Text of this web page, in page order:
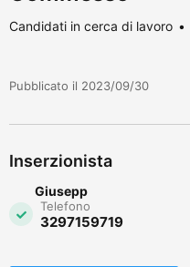
Candidati in cerca di lavoro
Pubblicato il 2023/09/30
Inserzionista
Giusepp
Telefono
3297159719